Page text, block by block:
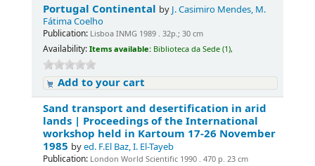
Portugal Continental by J. Casimiro Mendes, M.
Fátima Coelho
Publication: Lisboa INMG 1989 . 32p.; 30 cm
Availability: Items available: Biblioteca da Sede (1),
Add to your cart
Sand transport and desertification in arid
lands | Proceedings of the International
workshop held in Kartoum 17-26 November
1985 byed. F.El Baz, I. El-Tayeb
Publication: London World Scientific 1990 . 470 p. 23 cm